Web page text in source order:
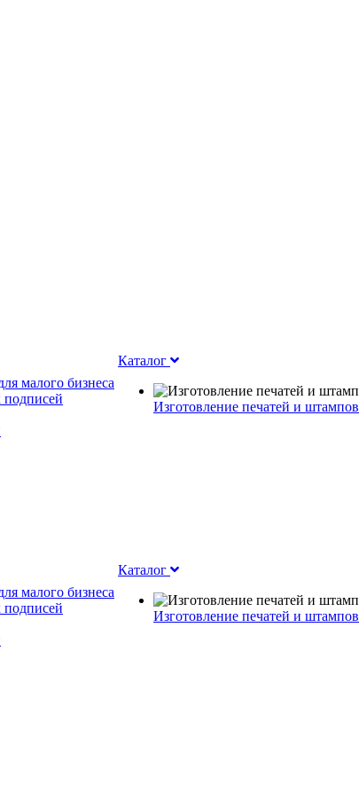
малого бизнеса
Каталог
Изготовление печатей и штампов
малого бизнеса
Каталог
Изготовление печатей и штампов